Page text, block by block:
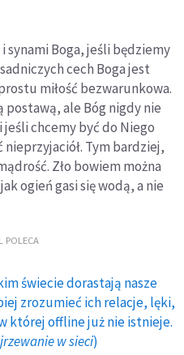
Boga, jeśli będziemy
cech Boga jest
miłość bezwarunkowa.
postawą, ale Bóg nigdy nie
chcemy być do Niego
Tym bardziej,
Zło bowiem można
ogień gasi się wodą, a nie
POLECA
świecie dorastają nasze
zrozumieć ich relacje, lęki,
której offline już nie istnieje.
w sieci)